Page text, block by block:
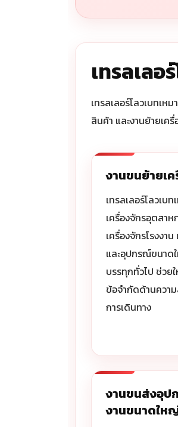
เทรลเลอ
เทรลเลอร์โลวเบทเ
สินค้า และงานย้ายเครื่
งานขนย้ายเ
เทรลเลอร์โลวเบ
เครื่องจักรอุตสา
เครื่องจักรโรงงา
และอุปกรณ์ขนาด
บรรทุกทั่วไป ช่วย
ข้อจำกัดด้านความ
การเดินทาง
งานขนส่งอุป
งานขนาดให